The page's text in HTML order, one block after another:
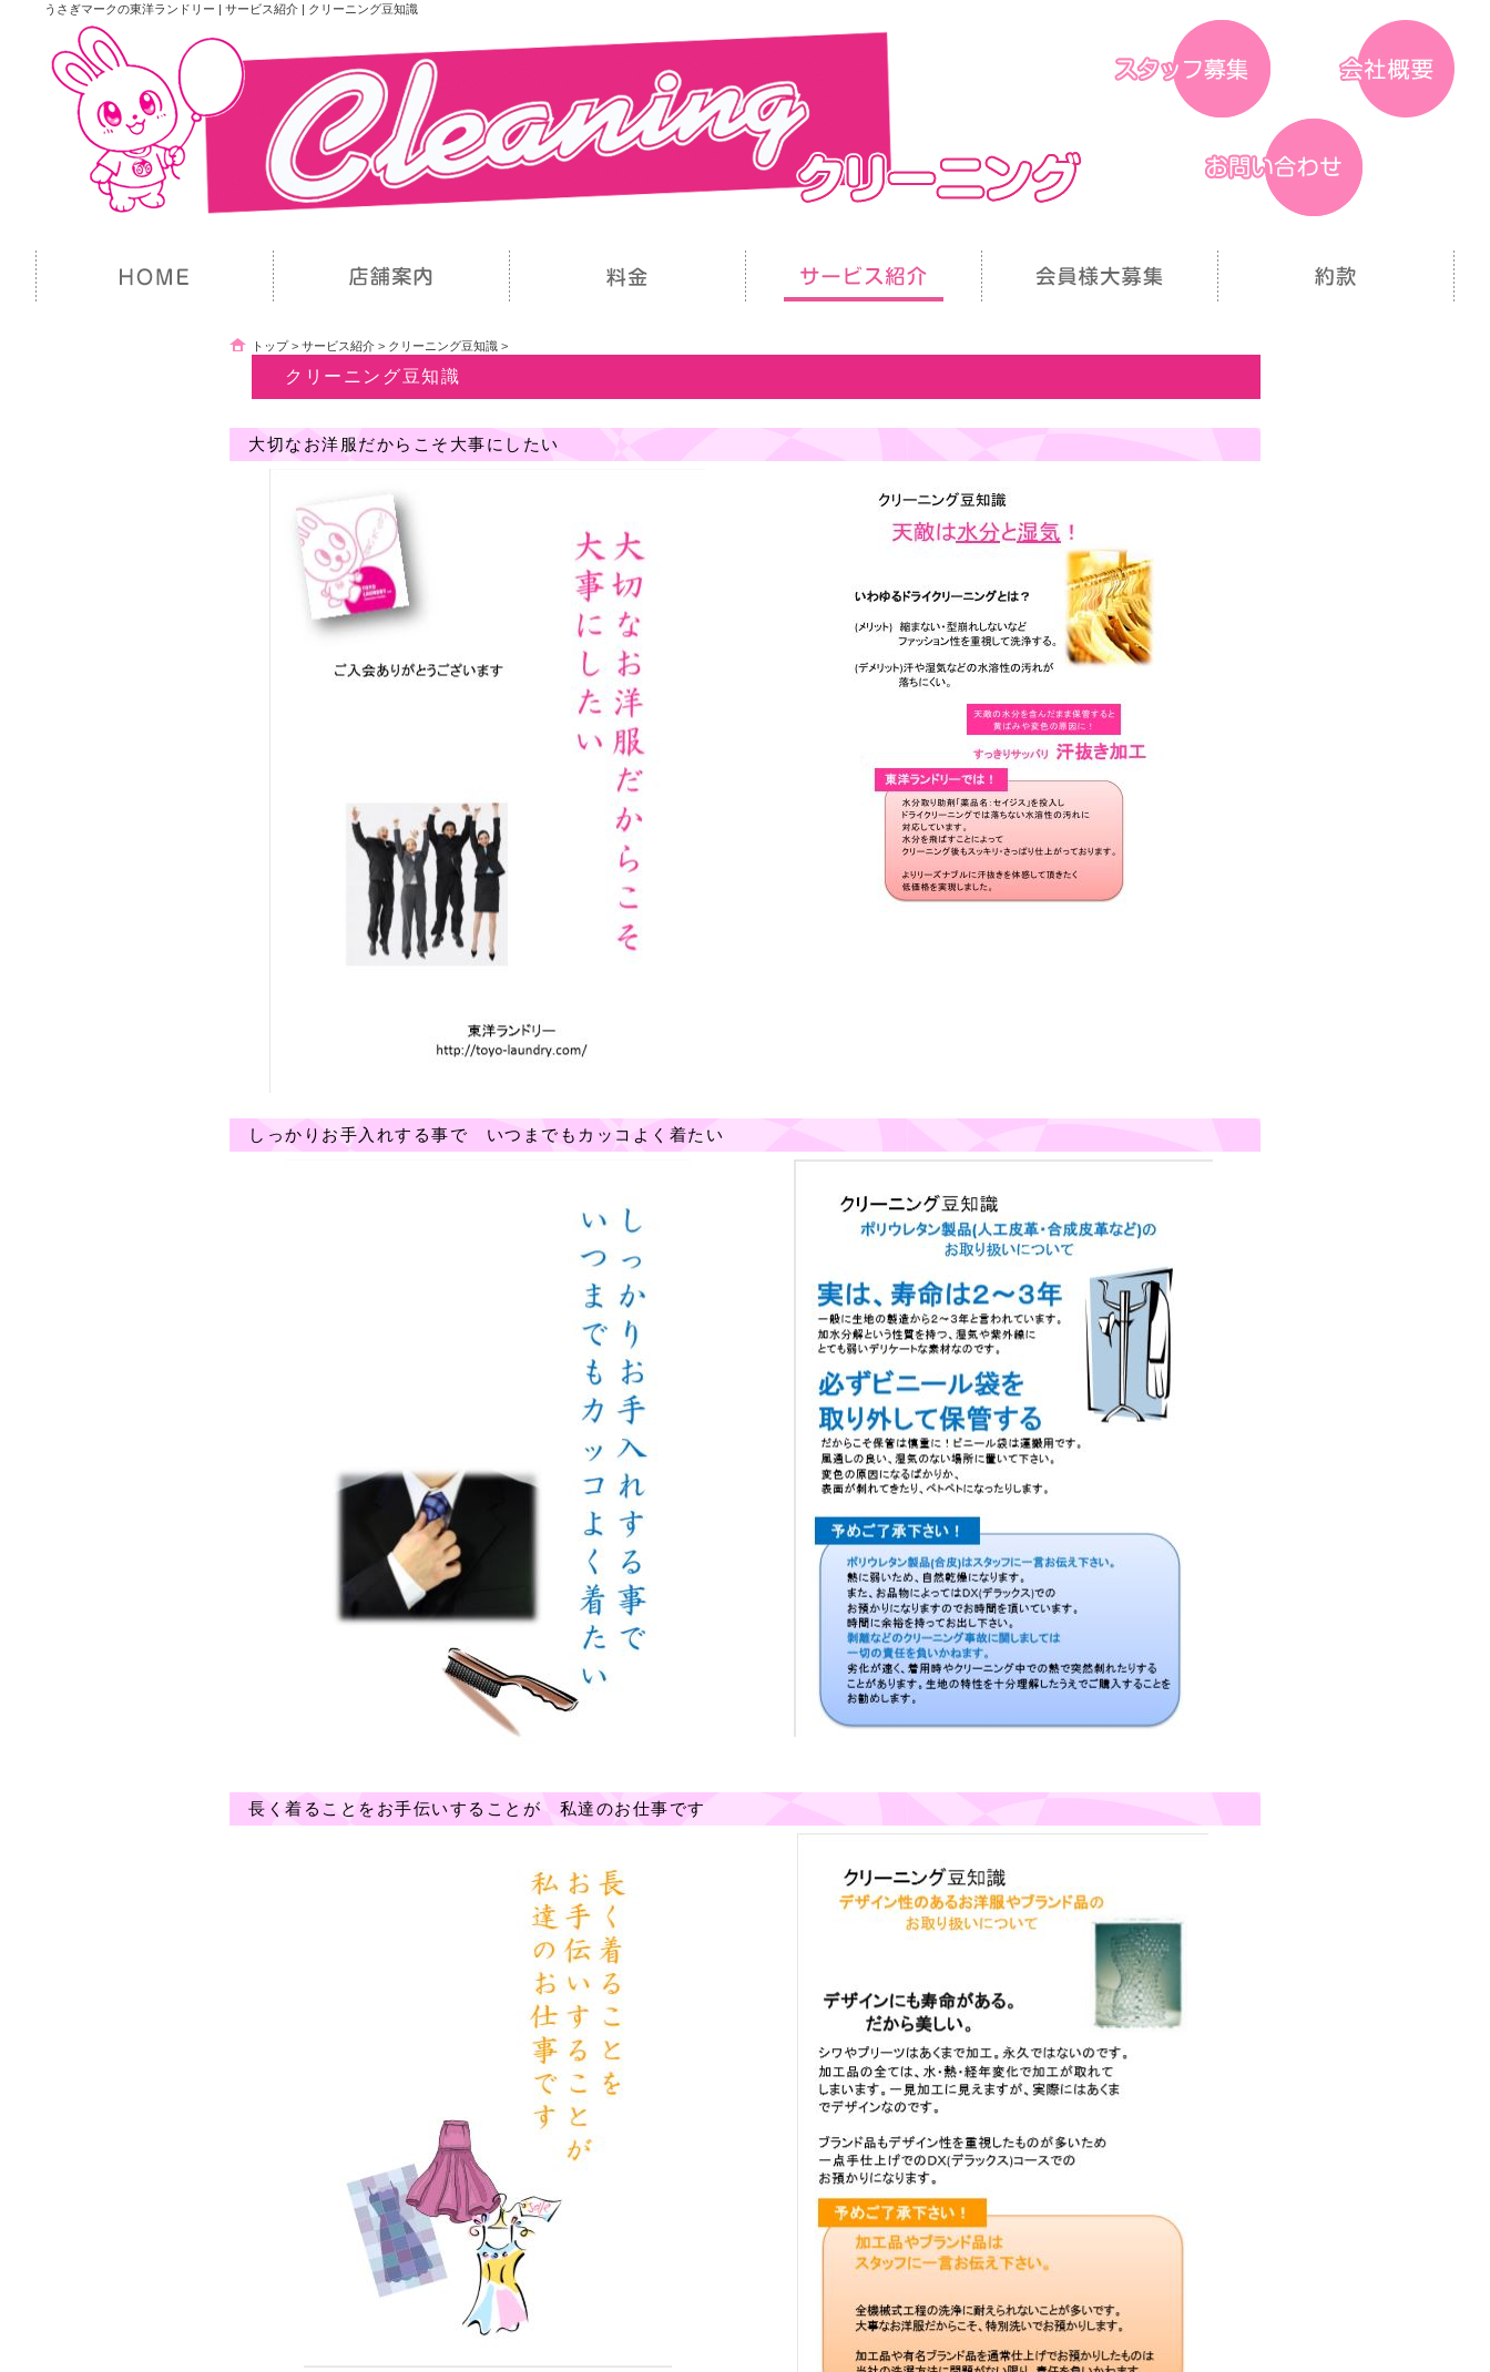
うさぎマークの東洋ランドリー | サービス紹介 | クリーニング豆知識
トップ> サービス紹介 > クリーニング豆知識 >
クリーニング豆知識
大切なお洋服だからこそ大事にしたい
しっかりお手入れする事で いつまでもカッコよく着たい
長く着ることをお手伝いすることが 私達のお仕事です